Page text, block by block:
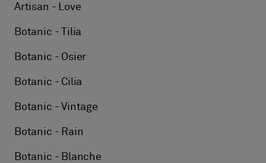
Artisan - Love
Botanic - Tilia
Botanic - Osier
Botanic - Cilia
Botanic - Vintage
Botanic - Rain
Botanic - Blanche